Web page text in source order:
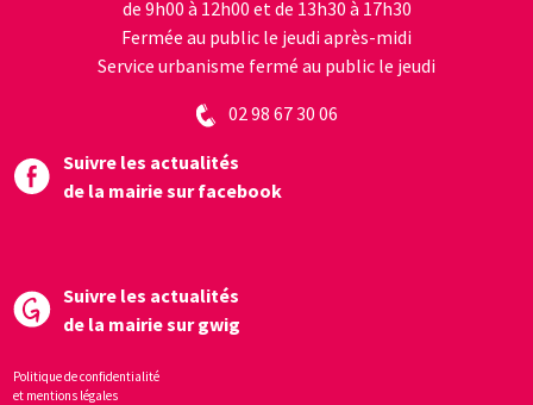
de 9h00 à 12h00 et de 13h30 à 17h30
Fermée au public le jeudi après-midi
Service urbanisme fermé au public le jeudi
02 98 67 30 06
Suivre les actualités
de la mairie sur facebook
Suivre les actualités
de la mairie sur gwig
Politique de confidentialité
et mentions légales